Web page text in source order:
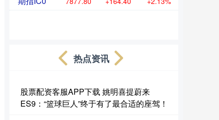
热点资讯
股票配资客服APP下载 姚明喜提蔚来
ES9：“篮球巨人”终于有了最合适的座驾！